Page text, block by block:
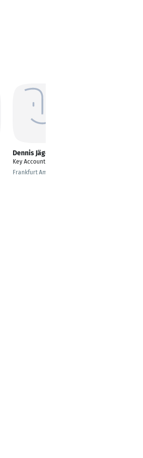
Dennis Jäger
Key Account Manager
Frankfurt Am Main